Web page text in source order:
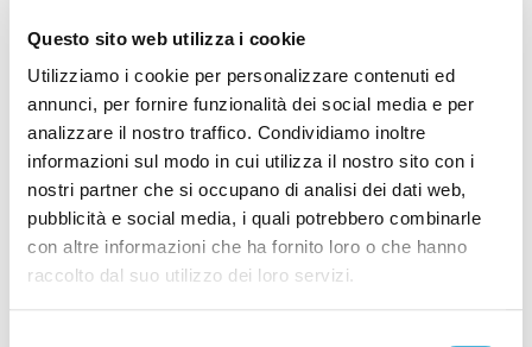
Questo sito web utilizza i cookie
Utilizziamo i cookie per personalizzare contenuti ed
annunci, per fornire funzionalità dei social media e per
analizzare il nostro traffico. Condividiamo inoltre
informazioni sul modo in cui utilizza il nostro sito con i
nostri partner che si occupano di analisi dei dati web,
pubblicità e social media, i quali potrebbero combinarle
con altre informazioni che ha fornito loro o che hanno
raccolto dal suo utilizzo dei loro servizi.